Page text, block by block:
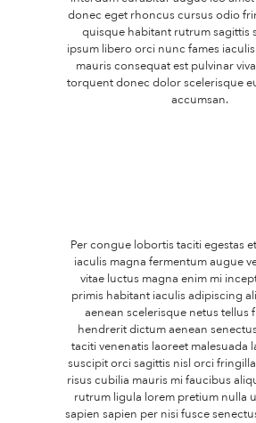
donec eget rhoncus cursus odio
quisque habitant rutrum sagittis
ipsum libero orci nunc fames
mauris consequat est pulvinar
torquent donec dolor scelerisque
accumsan.
Per congue lobortis taciti egestas
iaculis magna fermentum augue
vitae luctus magna enim mi
primis habitant iaculis adipiscing
aenean scelerisque netus tellus
hendrerit dictum aenean
taciti venenatis laoreet malesuada
suscipit orci sagittis nisl orci
risus cubilia mauris mi faucibus
rutrum ligula lorem pretium nulla
sapien sapien per nisi fusce